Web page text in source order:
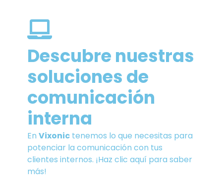
Descubre nuestras
soluciones de
comunicación
interna
En Vixonic tenemos lo que necesitas para
potenciar la comunicación con tus
clientes internos. ¡Haz clic aquí para saber
más!